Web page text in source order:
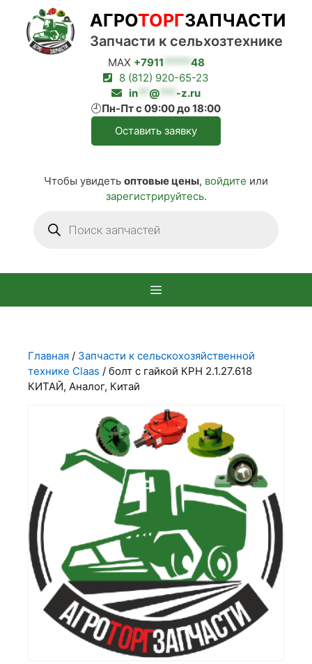
Перейти
содержимому
MAX +7911 ***** 48
8 (812) 920-65-23
in
@ *** -z.ru
🕘Пн-Пт с 09:00 до 18:00
Оставить заявку
Чтобы увидеть оптовые цены, войдите или
зарегистрируйтесь.
товаров
АГРОТОРГЗАПЧАСТИ
Запчасти к сельхозтехнике
Главная / Запчасти к сельскохозяйственной
технике Claas / болт с гайкой КРН 2.1.27.618
КИТАЙ, Аналог, Китай